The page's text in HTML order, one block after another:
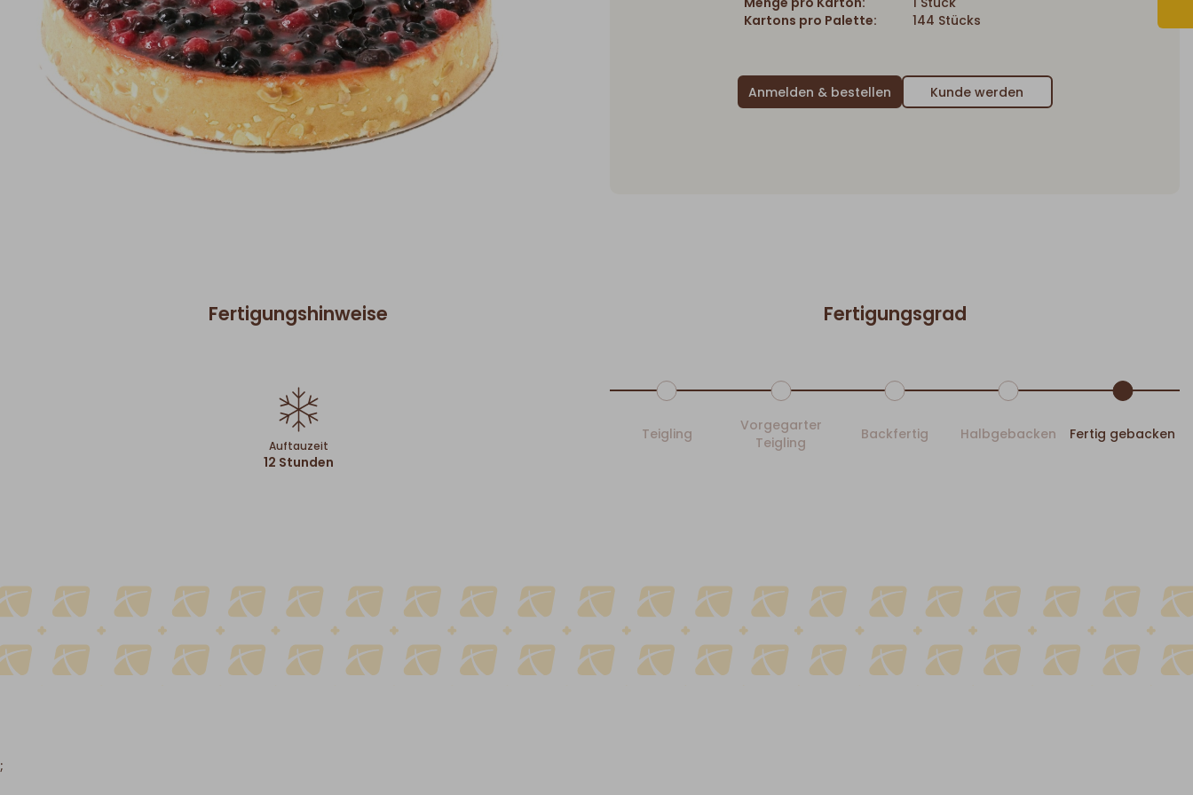
Kartons pro Palette:
144 Stücks
Kunde werden
Fertigungshinweise
Auftauzeit
12 Stunden
Fertigungsgrad
Teigling
Vorgegarter
Teigling
Backfertig Halbgebacken Fertig gebacken
;